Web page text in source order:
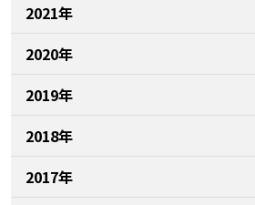
2021年
2020年
2019年
2018年
2017年